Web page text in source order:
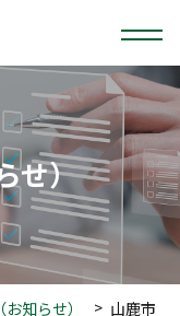
せ）
知らせ）
山鹿市